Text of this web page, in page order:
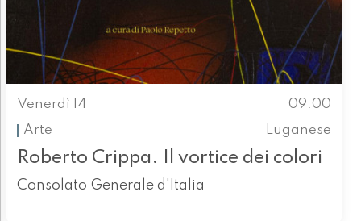
Venerdì 14
09.00
Arte
Luganese
Roberto Crippa. Il vortice dei colori
Consolato Generale d'Italia